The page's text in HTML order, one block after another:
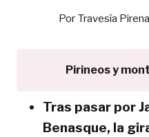
Por Travesía
Pirineos y
Tras pasar por
Benasque, la